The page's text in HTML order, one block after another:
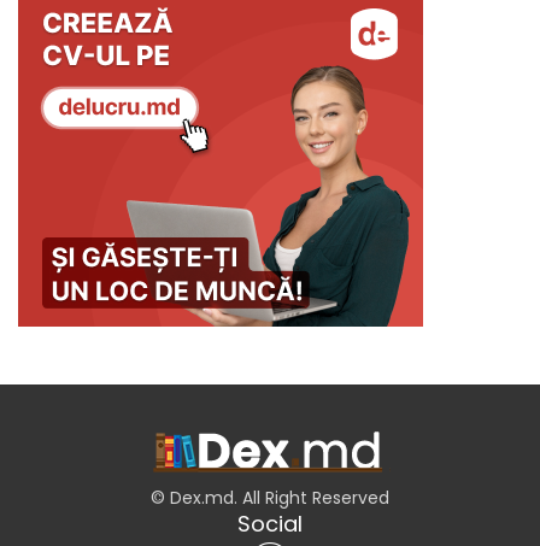
© Dex.md. All Right Reserved
Social